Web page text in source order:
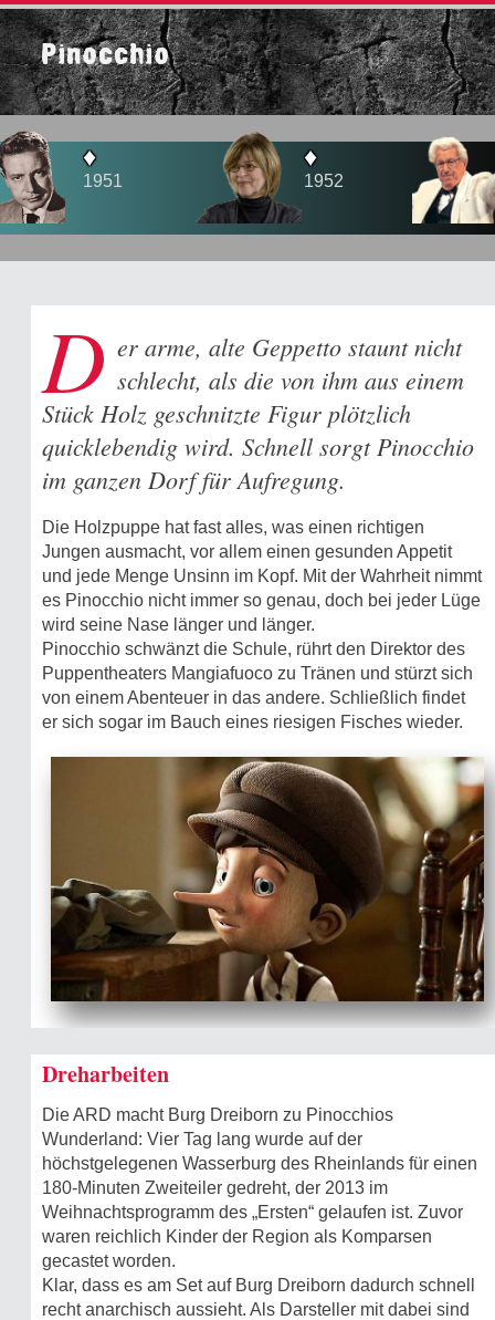
Pinocchio
♦
1951
♦
1952
♦
1956
D er arme, alte Geppetto staunt nicht
schlecht, als die von ihm aus einem
Stück Holz geschnitzte Figur plötzlich
quicklebendig wird. Schnell sorgt Pinocchio
im ganzen Dorf für Aufregung.
Die Holzpuppe hat fast alles, was einen richtigen
Jungen ausmacht, vor allem einen gesunden Appetit
und jede Menge Unsinn im Kopf. Mit der Wahrheit nimmt
es Pinocchio nicht immer so genau, doch bei jeder Lüge
wird seine Nase länger und länger.
Pinocchio schwänzt die Schule, rührt den Direktor des
Puppentheaters Mangiafuoco zu Tränen und stürzt sich
von einem Abenteuer in das andere. Schließlich findet
er sich sogar im Bauch eines riesigen Fisches wieder.
Dreharbeiten
Die ARD macht Burg Dreiborn zu Pinocchios
Wunderland: Vier Tag lang wurde auf der
höchstgelegenen Wasserburg des Rheinlands für einen
180-Minuten Zweiteiler gedreht, der 2013 im
Weihnachtsprogramm des „Ersten“ gelaufen ist. Zuvor
waren reichlich Kinder der Region als Komparsen
gecastet worden.
Klar, dass es am Set auf Burg Dreiborn dadurch schnell
recht anarchisch aussieht. Als Darsteller mit dabei sind